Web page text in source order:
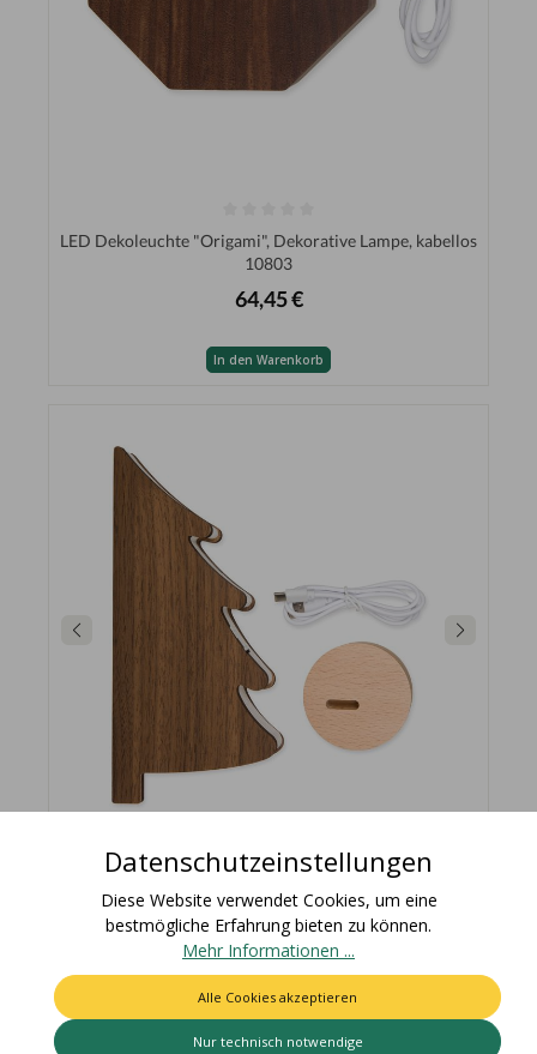
LED Dekoleuchte "Origami", Dekorative Lampe, kabellos
10803
64,45 €
In den Warenkorb
LED Dekoleuchte "Weihnachtsbaum", Dekorative Lampe,
kabellos 10800
58,95 €
In den Warenkorb
Datenschutzeinstellungen
Diese Website verwendet Cookies, um eine
bestmögliche Erfahrung bieten zu können.
Mehr Informationen ...
Nur technisch notwendige
Alle Cookies akzeptieren